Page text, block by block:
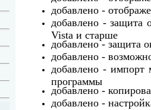
добавлено -
добавлено - защита
Vista и старше
добавлено - защита
добавлено -
добавлено - импорт
программы
добавлено -
добавлено -